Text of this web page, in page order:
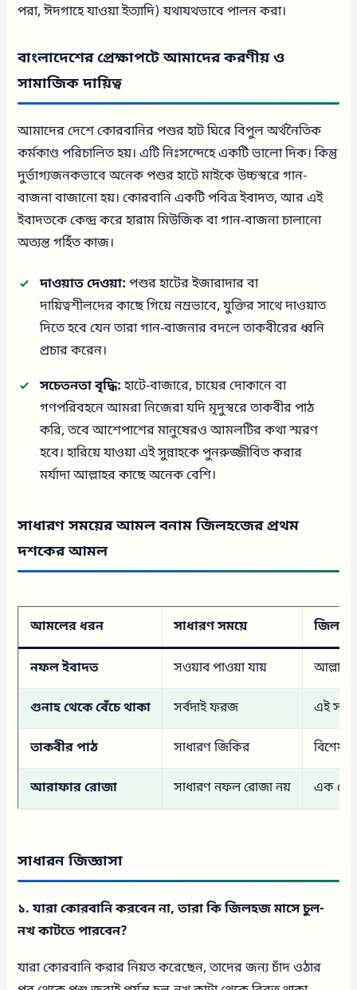
পরা, ঈদগাহে যাওয়া ইত্যাদি) যথাযথভাবে পালন করা।
বাংলাদেশের প্রেক্ষাপটে আমাদের করণীয় ও
সামাজিক দায়িত্ব
আমাদের দেশে কোরবানির পশুর হাট ঘিরে বিপুল অর্থনৈতিক
কর্মকাণ্ড পরিচালিত হয়। এটি নিঃসন্দেহে একটি ভালো দিক। কিন্তু
দুর্ভাগ্যজনকভাবে অনেক পশুর হাটে মাইকে উচ্চস্বরে গান-
বাজনা বাজানো হয়। কোরবানি একটি পবিত্র ইবাদত, আর এই
ইবাদতকে কেন্দ্র করে হারাম মিউজিক বা গান-বাজনা চালানো
অত্যন্ত গর্হিত কাজ।
দাওয়াত দেওয়া: পশুর হাটের ইজারাদার বা
দায়িত্বশীলদের কাছে গিয়ে নম্রভাবে, যুক্তির সাথে দাওয়াত
দিতে হবে যেন তারা গান-বাজনার বদলে তাকবীরের ধ্বনি
প্রচার করেন।
সচেতনতা বৃদ্ধি:হাটে-বাজারে, চায়ের দোকানে বা
গণপরিবহনে আমরা নিজেরা যদি মৃদুস্বরে তাকবীর পাঠ
করি, তবে আশেপাশের মানুষেরও আমলটির কথা স্মরণ
হবে। হারিয়ে যাওয়া এই সুন্নাহকে পুনরুজ্জীবিত করার
মর্যাদা আল্লাহর কাছে অনেক বেশি।
সাধারণ সময়ের আমল বনাম জিলহজের প্রথম
দশকের আমল
আমলের ধরন সাধারণ সময়ে
নফল ইবাদত সওয়াব পাওয়া যায় আল্লাহর
গুনাহ থেকে বেঁচে থাকা সর্বদাই ফরজ এই
তাকবীর পাঠ সাধারণ জিকির
আরাফার রোজা সাধারণ নফল রোজা নয় এক
সাধারন জিজ্ঞাসা
১. যারা কোরবানি করবেন না, তারা কি জিলহজ মাসে চুল-
নখ কাটতে পারবেন?
যারা কোরবানি করার নিয়ত করেছেন, তাদের জন্য চাঁদ ওঠার